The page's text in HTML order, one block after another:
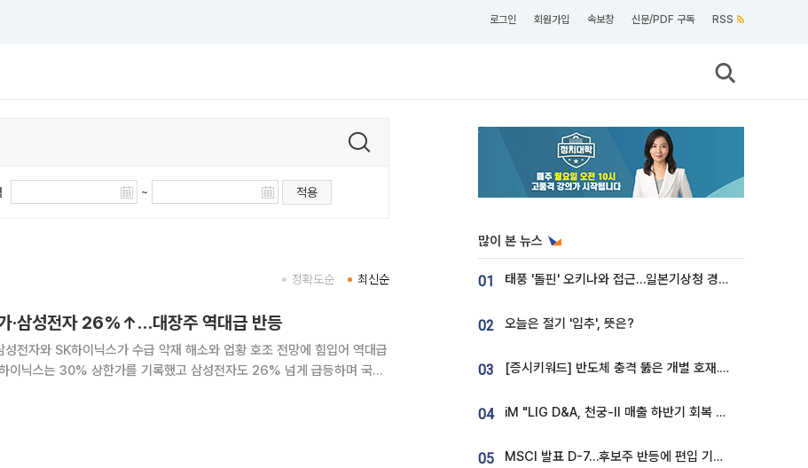
로그인 회원가입 속보창 신문/PDF 구독 RSS
~ 적용
최신순
정확도순
·삼성전자 26%↑…대장주 역대급 반등
전자와 SK하이닉스가 수급 악재 해소와 업황 호조 전망에 힘입어 역대급
이닉스는 30% 상한가를 기록했고 삼성전자도 26% 넘게 급등하며 국내
한가를 기록했다. 삼성전자 역시
많이 본 뉴스
01 태풍 '돌핀' 오키나와 접근…일본기상청 경로 업데이트
02 오늘은 절기 '입추', 뜻은?
03 [증시키워드] 반도체 충격 뚫은 개별 호재...포스코퓨처엠·에코프로·한화솔루션 '눈길'
04 iM "LIG D&A, 천궁-II 매출 하반기 회복 전망…방산 톱픽 유지"
05 MSCI 발표 D-7…후보주 반등에 편입 기대 재점화